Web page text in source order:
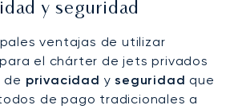
y seguridad
ventajas de utilizar
para el chárter de jets privados
de privacidad yseguridad que
de pago tradicionales a